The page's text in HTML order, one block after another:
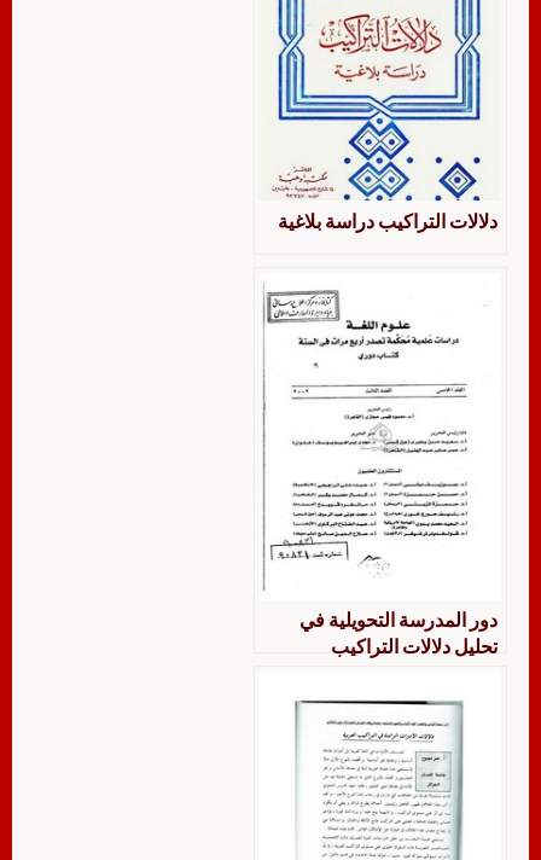
دلالات التراكيب دراسة بلاغية
دور المدرسة التحويلية في
تحليل دلالات التراكيب